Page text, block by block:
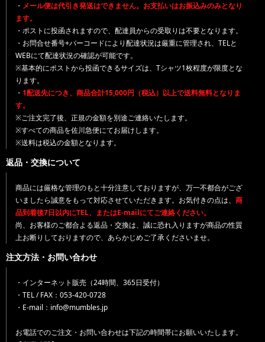
・ メール便は代引き発送はできません。お支払いはお振込みのみとなり
ます。
・ポストに投函されますので、配達員からの受取りは不要となります。
・お問合せ番号+バーコードにより配達状況は厳重に管理され、TELと
WEBにて配達状況の確認が可能です。
※基本的にポストから投函できるサイズは、Tシャツ1枚程度が限度とな
ります。
・ 1配送先につき、商品合計15,000円（税込）以上で送料無料となりま
す。
※ご注文完了後、正規の金額を別途ご連絡いたします。
※すべての商品を佐川急便にてお届けします。
※送料は税込の金額となります。
返品・交換について
商品には厳格な管理のもと十分注意しておりますが、万一不都合がござ
いましたら誠意をもって対応させていただきます。お気付きの点は、 商
品到着後7日以内にTEL、またはE-mailにてご連絡ください。
尚、お客様のご都合よる返品・交換は、誠に恐れ入りますが商品の性質
上お断りしておりますので、あらかじめご了承くださいませ。
注文方法・お問い合わせ
・インターネット販売（24時間、365日受付）
・TEL / FAX：053-420-0728
・E-mail：info@mumbles.jp
お電話でのご注文・お問い合わせは下記の時間帯にお願いいたします。